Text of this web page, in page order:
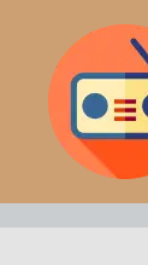
contenuto